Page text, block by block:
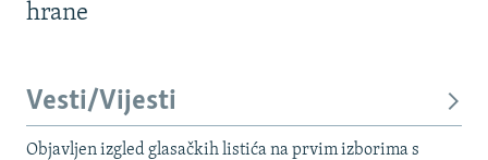
hrane
Vesti/Vijesti
Objavljen izgled glasačkih listića na prvim izborima s